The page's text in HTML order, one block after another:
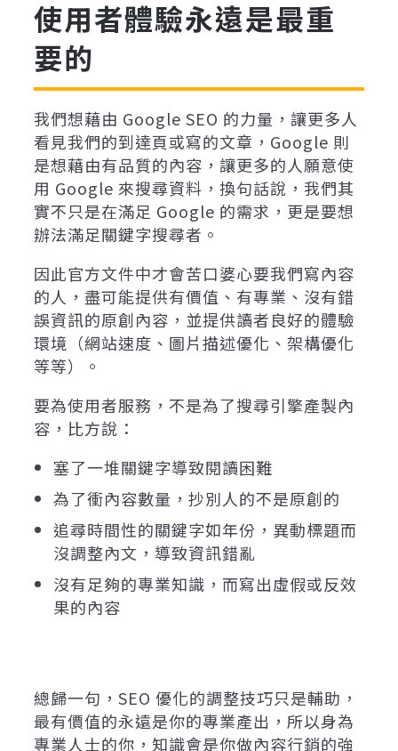
使用者體驗永遠是最重
要的
我們想藉由 Google SEO 的力量，讓更多人
看見我們的到達頁或寫的文章，Google 則
是想藉由有品質的內容，讓更多的人願意使
用 Google 來搜尋資料，換句話說，我們其
實不只是在滿足 Google 的需求，更是要想
辦法滿足關鍵字搜尋者。
因此官方文件中才會苦口婆心要我們寫內容
的人，盡可能提供有價值、有專業、沒有錯
誤資訊的原創內容，並提供讀者良好的體驗
環境（網站速度、圖片描述優化、架構優化
等等）。
要為使用者服務，不是為了搜尋引擎產製內
容，比方說：
塞了一堆關鍵字導致閱讀困難
為了衝內容數量，抄別人的不是原創的
追尋時間性的關鍵字如年份，異動標題而
沒調整內文，導致資訊錯亂
沒有足夠的專業知識，而寫出虛假或反效
果的內容
總歸一句，SEO 優化的調整技巧只是輔助，
最有價值的永遠是你的專業產出，所以身為
專業人士的你，知識會是你做內容行銷的強